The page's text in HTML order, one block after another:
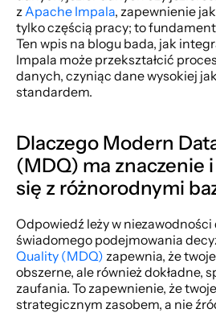
z Apache Impala, zapewnienie
tylko częścią pracy; to
Ten wpis na blogu bada, jak
Impala może przekształcić
danych, czyniąc dane wysokiej
standardem.
Dlaczego Modern
(MDQ) ma znaczenie
się z różnorodnymi
Odpowiedź leży w
świadomego podejmowania
Quality (MDQ) zapewnia, że
obszerne, ale również dokładne,
zaufania. To zapewnienie, że
strategicznym zasobem, a nie